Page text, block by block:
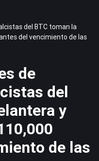
del BTC toman la
del vencimiento de las
de
del
y
de las